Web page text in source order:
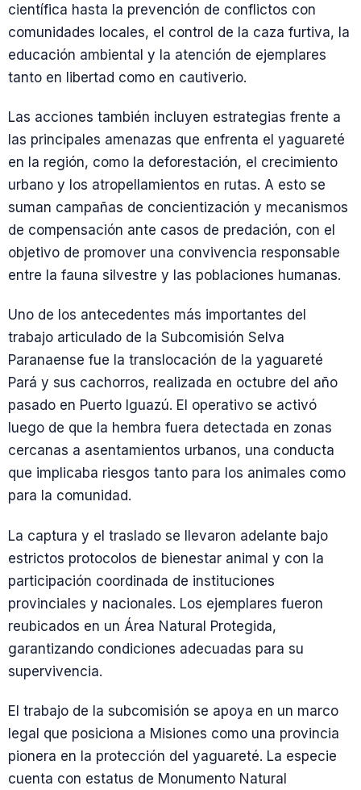
científica hasta la prevención de conflictos con
comunidades locales, el control de la caza furtiva, la
educación ambiental y la atención de ejemplares
tanto en libertad como en cautiverio.
Las acciones también incluyen estrategias frente a
las principales amenazas que enfrenta el yaguareté
en la región, como la deforestación, el crecimiento
urbano y los atropellamientos en rutas. A esto se
suman campañas de concientización y mecanismos
de compensación ante casos de predación, con el
objetivo de promover una convivencia responsable
entre la fauna silvestre y las poblaciones humanas.
Uno de los antecedentes más importantes del
trabajo articulado de la Subcomisión Selva
Paranaense fue la translocación de la yaguareté
Pará y sus cachorros, realizada en octubre del año
pasado en Puerto Iguazú. El operativo se activó
luego de que la hembra fuera detectada en zonas
cercanas a asentamientos urbanos, una conducta
que implicaba riesgos tanto para los animales como
para la comunidad.
La captura y el traslado se llevaron adelante bajo
estrictos protocolos de bienestar animal y con la
participación coordinada de instituciones
provinciales y nacionales. Los ejemplares fueron
reubicados en un Área Natural Protegida,
garantizando condiciones adecuadas para su
supervivencia.
El trabajo de la subcomisión se apoya en un marco
legal que posiciona a Misiones como una provincia
pionera en la protección del yaguareté. La especie
cuenta con estatus de Monumento Natural